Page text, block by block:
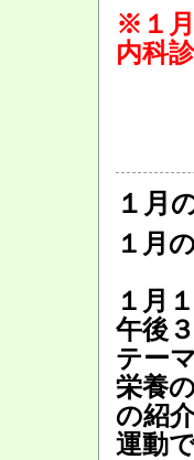
※１
内科
１月
１月
１月
午後
テー
栄養
の紹
運動